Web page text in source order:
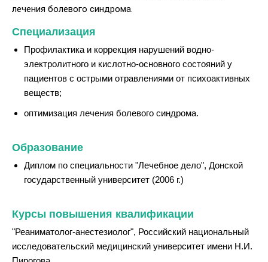
лечения болевого синдрома.
Специализация
Профилактика и коррекция нарушений водно-
электролитного и кислотно-основного состояний у
пациентов с острыми отравлениями от психоактивных
веществ;
оптимизация лечения болевого синдрома.
Образование
Диплом по специальности "Лечебное дело", Донской
государственный университет (2006 г.)
Курсы повышения квалификации
"Реаниматолог-анестезиолог", Российский национальный
исследовательский медицинский университет имени Н.И.